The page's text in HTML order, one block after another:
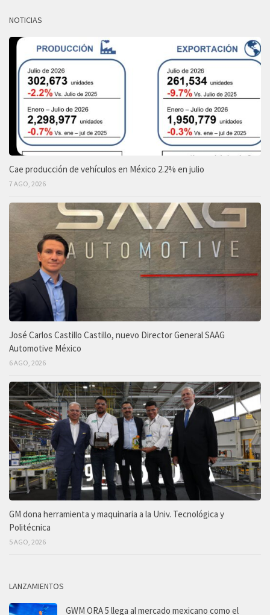
NOTICIAS
Cae producción de vehículos en México 2.2% en julio
7 AGO, 2026
José Carlos Castillo Castillo, nuevo Director General SAAG
Automotive México
6 AGO, 2026
GM dona herramienta y maquinaria a la Univ. Tecnológica y
Politécnica
5 AGO, 2026
LANZAMIENTOS
GWM ORA 5 llega al mercado mexicano como el